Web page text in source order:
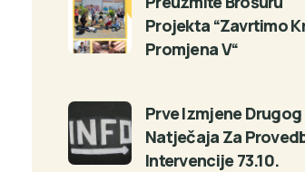
Projekta “Zavrtimo
Promjena V“
Prve Izmjene Drugog
Natječaja Za
Intervencije 73.10.